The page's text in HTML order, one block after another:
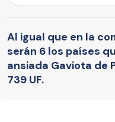
Al igual que en la
serán 6 los países
ansiada Gaviota de
739 UF.